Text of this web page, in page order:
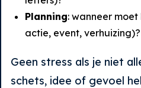
Planning: wanneer
actie, event, verhuizing)?
Geen stress als je niet
schets, idee of gevoel